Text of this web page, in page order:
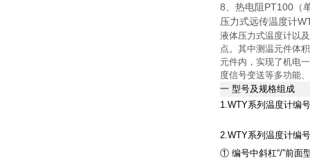
8、热电阻PT100（
压力式远传温度计
液体压力式温度计以
点。其中测温元件体
元件内，实现了机电
度信号变送等多功能
一 型号及规格组成
1.WTY系列温度计编
2.WTY系列温度计编
① 编号中斜杠“/”前面